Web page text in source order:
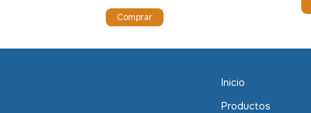
Inicio
Productos